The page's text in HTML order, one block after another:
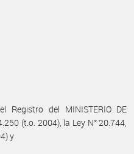
Registro del MINISTERIO DE
(t.o. 2004), la Ley N° 20.744,
y